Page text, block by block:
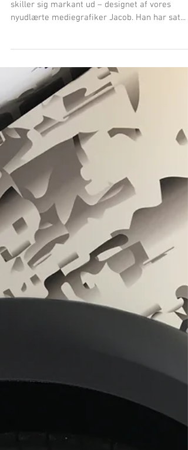
Synlig Forskel
Benny fra 𝟯𝗗 𝗕𝘆 𝗟𝘂𝗻𝗱 har fået en bil, der
skiller sig markant ud – designet af vores
nyudlærte mediegrafiker Jacob. Han har sat...